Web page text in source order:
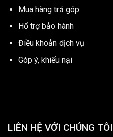
Mua hàng trả góp
Hổ trợ bảo hành
Điều khoản dịch vụ
Góp ý, khiếu nại
LIÊN HỆ VỚI CHÚNG TÔI